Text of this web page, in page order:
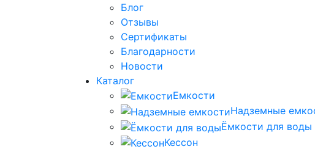
Блог
Отзывы
Сертификаты
Благодарности
Новости
Каталог
Емкости
Надземные
Ёмкости для воды
Кессон